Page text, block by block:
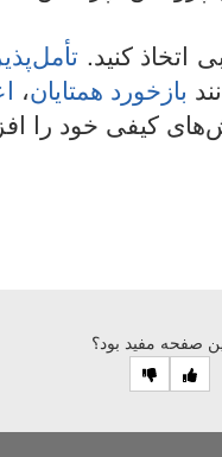
اتخاذ کنید.
بازخورد همتایان،
کیفی خود را
صفحه مفید بود؟